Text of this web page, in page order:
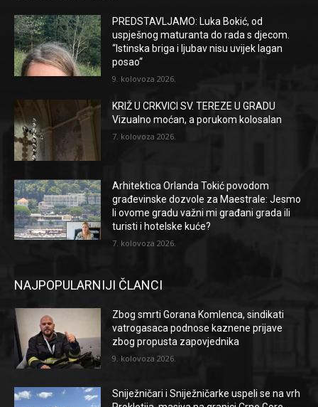
PREDSTAVLJAMO: Luka Bokić, od
uspješnog maturanta do rada s djecom.
“Istinska briga i ljubav nisu uvijek lagan
posao“
9. kolovoza 2026.
KRIŽ U CRKVICI SV. TEREZE U GRADU
Vizualno moćan, a porukom kolosalan
7. kolovoza 2026.
Arhitektica Orlanda Tokić povodom
građevinske dozvole za Maestrale: Jesmo
li ovome gradu važni mi građani grada ili
turisti i hotelske kuće?
7. kolovoza 2026.
NAJPOPULARNIJI ČLANCI
Zbog smrti Gorana Komlenca, sindikati
vatrogasaca podnose kaznene prijave
zbog propusta zapovjednika
9. kolovoza 2026.
Sniježničari i Sniježničarke uspeli se na vrh